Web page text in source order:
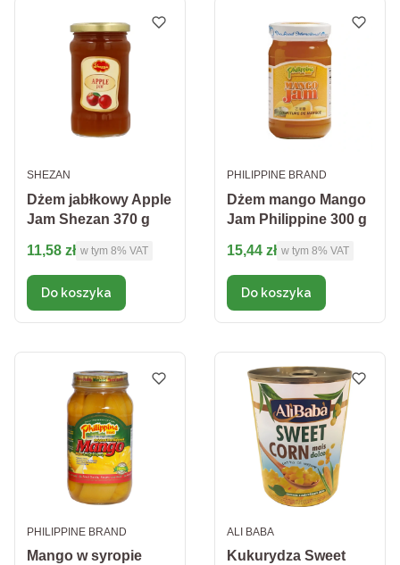
Dżem jabłkowy Apple
Jam Shezan 370 g
PRODUCENT
SHEZAN
Cena brutto
11,58 zł w tym %s VAT
w tym 8% VAT
Do koszyka
Dżem mango Mango
Jam Philippine 300 g
PRODUCENT
PHILIPPINE BRAND
Cena brutto
15,44 zł w tym %s VAT
w tym 8% VAT
Do koszyka
Mango w syropie
PRODUCENT
PHILIPPINE BRAND
Kukurydza Sweet
PRODUCENT
ALI BABA